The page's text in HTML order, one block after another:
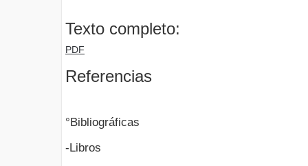
Texto completo:
PDF
Referencias
°Bibliográficas
-Libros